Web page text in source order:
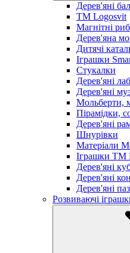
Дерев'яні
TM Logosvit
Магнітні
Дерев'яна
Дитячі
Іграшки
Стукалки
Дерев'яні
Дерев'яні
Мольберти,
Пірамідки,
Дерев'яні
Шнурівки
Матеріали
Іграшки ТМ
Дерев'яні
Дерев'яні
Дерев'яні
Розвиваючі